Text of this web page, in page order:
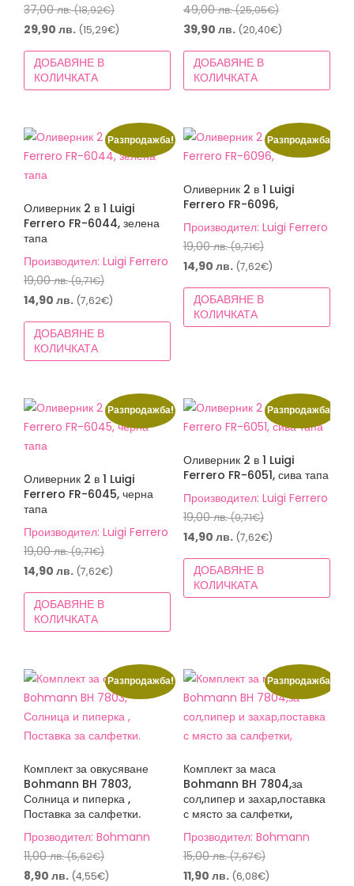
37,00лв.(18,92€)Original
price
was:
29,90 лв. (15,29€)
цена
29,90 лв.
ДОБАВЯНЕ В
КОЛИЧКАТА
49,00лв.(25,05€)Original
price
was:
(25,05€).
39,90 лв.(20,40€)Текущата
цена
39,90 лв.
ДОБАВЯНЕ В
КОЛИЧКАТА
Разпродажба!
Оливерник 2 в 1 Luigi
Ferrero FR-6044, зелена
тапа
Производител: Luigi Ferrero
19,00лв.(9,71€)Original
price
was:
19,00 лв.
14,90 лв. (7,62€)
цена
14,90 лв.
ДОБАВЯНЕ В
КОЛИЧКАТА
Разпродажба!
Оливерник 2 в 1 Luigi
Ferrero FR-6096,
Производител: Luigi Ferrero
19,00лв.(9,71€)Original
price
was:
19,00 лв.
14,90 лв.(7,62€)Текущата
цена
14,90 лв.
ДОБАВЯНЕ В
КОЛИЧКАТА
Разпродажба!
Оливерник 2 в 1 Luigi
Ferrero FR-6045, черна
тапа
Производител: Luigi Ferrero
19,00лв.(9,71€)Original
price
19,00 лв.
14,90 лв. (7,62€)
цена
ДОБАВЯНЕ В
КОЛИЧКАТА
Разпродажба!
Оливерник 2 в 1 Luigi
Ferrero FR-6051, сива тапа
Производител: Luigi Ferrero
19,00лв.(9,71€)Original
price
19,00 лв.
14,90 лв.(7,62€)Текущата
цена
ДОБАВЯНЕ В
КОЛИЧКАТА
Разпродажба!
Комплект за овкусяване
Bohmann BH 7803,
Солница и пиперка ,
Поставка за салфетки.
Прозводител: Bohmann
11,00лв.(5,62€)Original
price
8,90 лв. (4,55€)
Разпродажба!
Комплект за маса
Bohmann BH 7804,за
сол,пипер и захар,поставка
с място за салфетки,
Прозводител: Bohmann
15,00лв.(7,67€)Original
price
11,90 лв.(6,08€)Текущата